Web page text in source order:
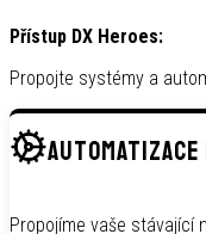
Přístup DX Heroes:
Propojte systémy a
Propojíme vaše stávající